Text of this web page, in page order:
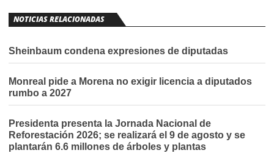
NOTICIAS RELACIONADAS
Sheinbaum condena expresiones de diputadas
Monreal pide a Morena no exigir licencia a diputados
rumbo a 2027
Presidenta presenta la Jornada Nacional de
Reforestación 2026; se realizará el 9 de agosto y se
plantarán 6.6 millones de árboles y plantas